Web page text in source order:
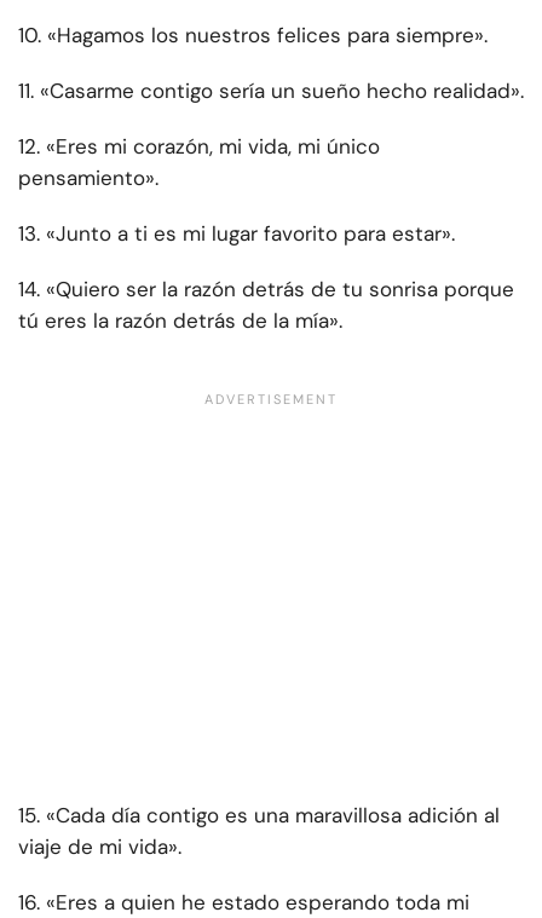
10. «Hagamos los nuestros felices para siempre».
11. «Casarme contigo sería un sueño hecho realidad».
12. «Eres mi corazón, mi vida, mi único
pensamiento».
13. «Junto a ti es mi lugar favorito para estar».
14. «Quiero ser la razón detrás de tu sonrisa porque
tú eres la razón detrás de la mía».
15. «Cada día contigo es una maravillosa adición al
viaje de mi vida».
16. «Eres a quien he estado esperando toda mi